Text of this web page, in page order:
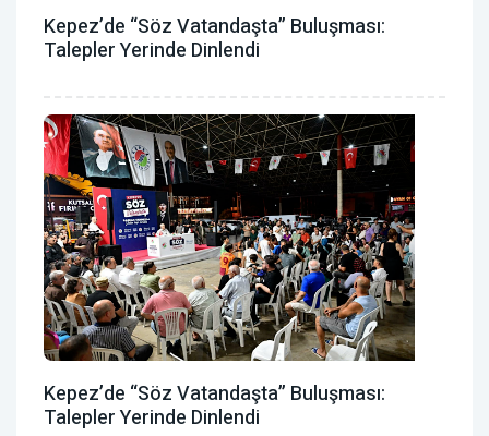
Kepez’de “Söz Vatandaşta” Buluşması:
Talepler Yerinde Dinlendi
Kepez’de “Söz Vatandaşta” Buluşması:
Talepler Yerinde Dinlendi